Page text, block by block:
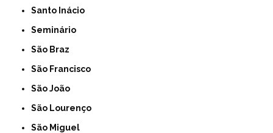
Santo Inácio
Seminário
São Braz
São Francisco
São João
São Lourenço
São Miguel